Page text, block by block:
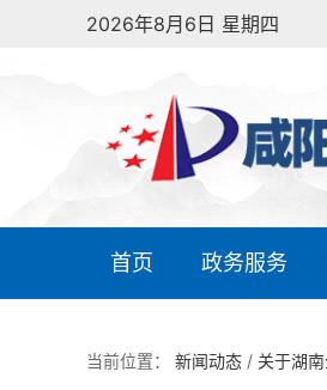
2026年8月6日 星期四
首页 政务服务
当前位置： 新闻动态 / 关于湖